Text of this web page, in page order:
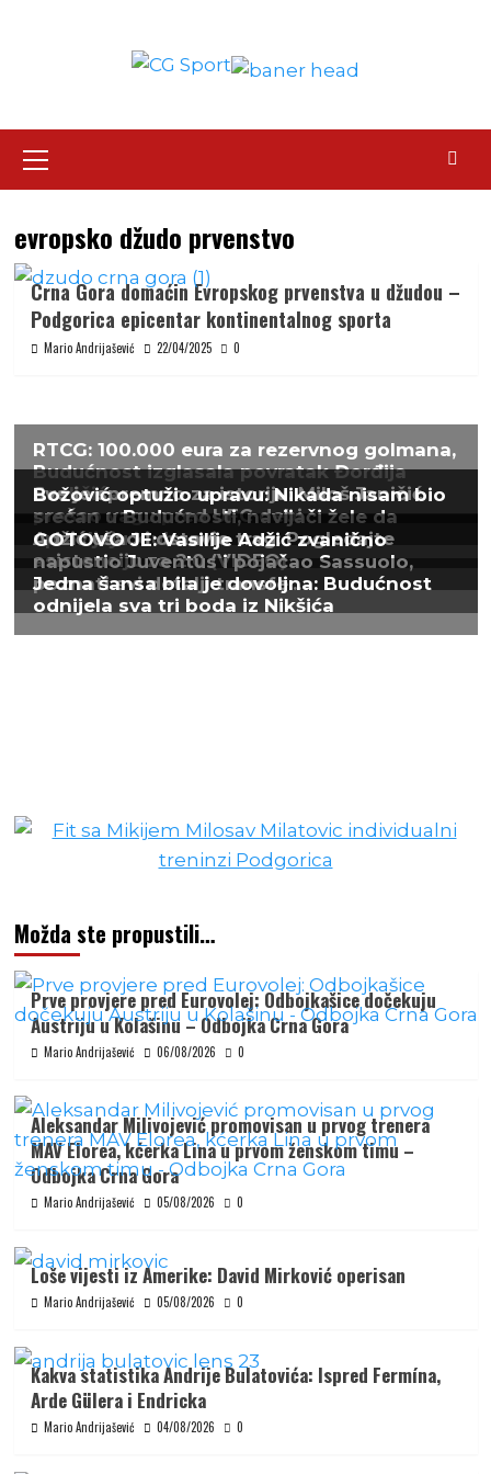
Menu
evropsko džudo prvenstvo
Crna Gora domaćin Evropskog prvenstva u džudou –
Podgorica epicentar kontinentalnog sporta
Mario Andrijašević 22/04/2025 0
Možda ste propustili…
Prve provjere pred Eurovolej: Odbojkašice dočekuju
Austriju u Kolašinu – Odbojka Crna Gora
Mario Andrijašević 06/08/2026 0
Aleksandar Milivojević promovisan u prvog trenera
MAV Elorea, kćerka Lina u prvom ženskom timu –
Odbojka Crna Gora
Mario Andrijašević 05/08/2026 0
Loše vijesti iz Amerike: David Mirković operisan
Mario Andrijašević 05/08/2026 0
Kakva statistika Andrije Bulatovića: Ispred Fermína,
Arde Gülera i Endricka
Mario Andrijašević 04/08/2026 0